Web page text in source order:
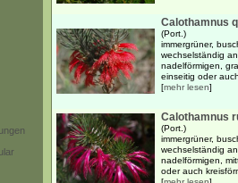
Calothamnus
(Port.)
immergrüner,
wechselständig
nadelförmigen,
einseitig oder
[mehr lesen]
Calothamnus
(Port.)
immergrüner,
wechselständig
nadelförmigen,
oder auch